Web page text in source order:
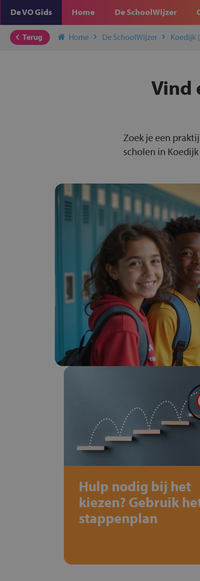
De VO Gids Home De SchoolWijzer
Terug Home De SchoolWijzer Koedijk
Vind
Zoek je een
scholen in
Hulp nodig bij het
kiezen? Gebruik
stappenplan